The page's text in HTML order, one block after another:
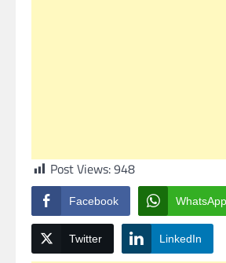
Post Views:948
Facebook WhatsApp
Twitter LinkedIn